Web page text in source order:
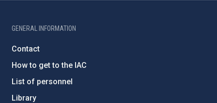
GENERAL INFORMATION
Contact
How to get to the IAC
List of personnel
Library